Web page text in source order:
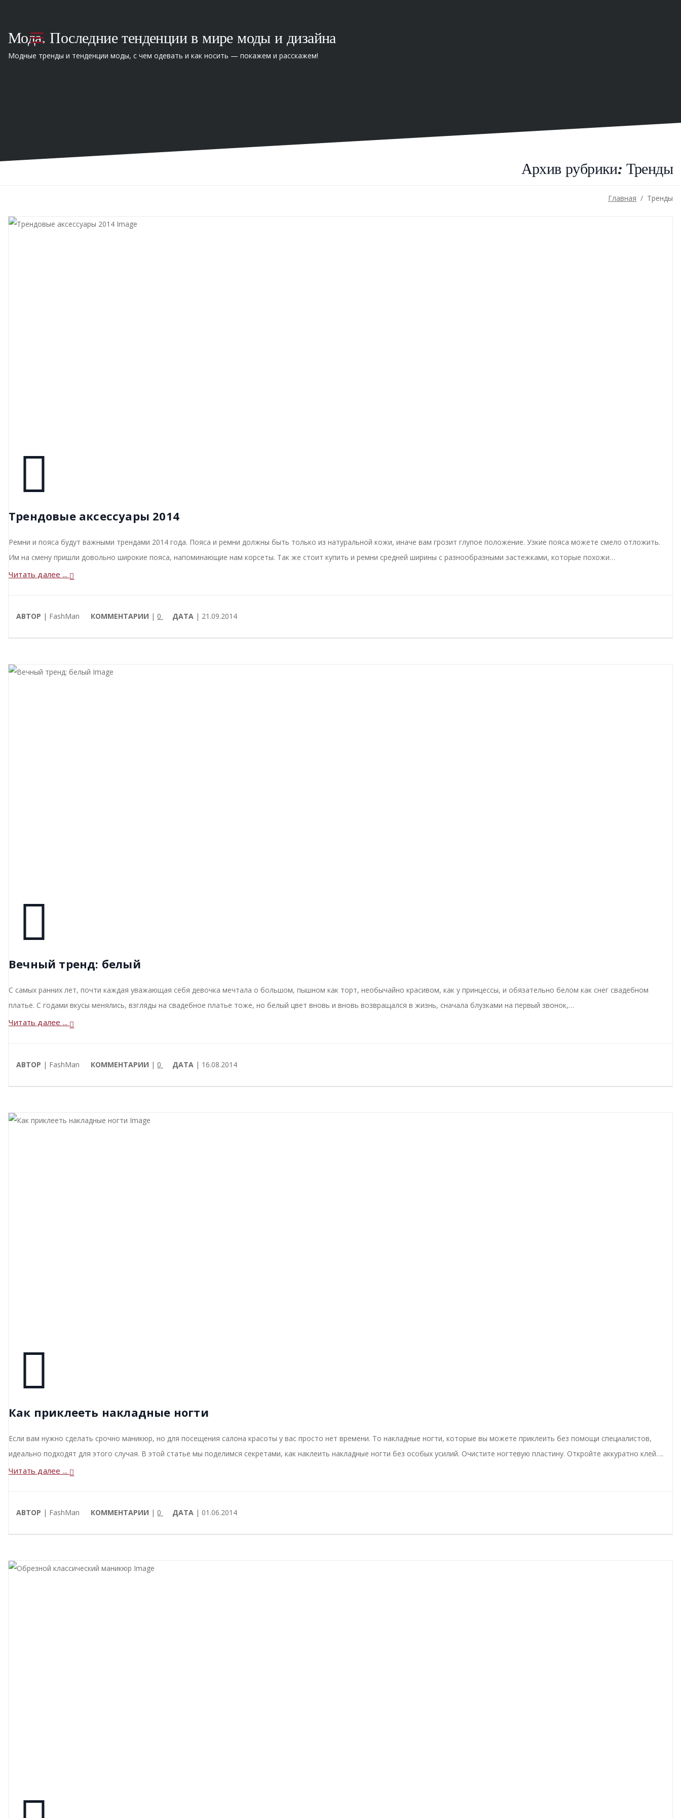
Мода. Последние тенденции в мире моды и дизайна
Модные тренды и тенденции моды, с чем одевать и как носить — покажем и расскажем!
Архив рубрики: Тренды
Главная / Тренды
Трендовые аксессуары 2014
Ремни и пояса будут важными трендами 2014 года. Пояса и ремни должны быть только из натуральной кожи, иначе вам грозит глупое положение. Узкие пояса можете смело отложить.
Им на смену пришли довольно широкие пояса, напоминающие нам корсеты. Так же стоит купить и ремни средней ширины с разнообразными застежками, которые похожи…
Читать далее ...
АВТОР | FashMan КОММЕНТАРИИ | 0 ДАТА | 21.09.2014
Вечный тренд: белый
С самых ранних лет, почти каждая уважающая себя девочка мечтала о большом, пышном как торт, необычайно красивом, как у принцессы, и обязательно белом как снег свадебном
платье. С годами вкусы менялись, взгляды на свадебное платье тоже, но белый цвет вновь и вновь возвращался в жизнь, сначала блузками на первый звонок,…
Читать далее ...
АВТОР | FashMan КОММЕНТАРИИ | 0 ДАТА | 16.08.2014
Как приклееть накладные ногти
Если вам нужно сделать срочно маникюр, но для посещения салона красоты у вас просто нет времени. То накладные ногти, которые вы можете приклеить без помощи специалистов,
идеально подходят для этого случая. В этой статье мы поделимся секретами, как наклеить накладные ногти без особых усилий. Очистите ногтевую пластину. Откройте аккуратно клей….
Читать далее ...
АВТОР | FashMan КОММЕНТАРИИ | 0 ДАТА | 01.06.2014